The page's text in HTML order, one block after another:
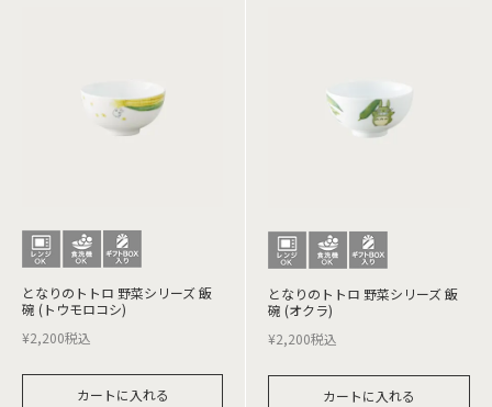
となりのトトロ 野菜シリーズ 飯
碗 (トウモロコシ)
¥2,200税込
カートに入れる
となりのトトロ 野菜シリーズ 飯
碗 (オクラ)
¥2,200税込
カートに入れる